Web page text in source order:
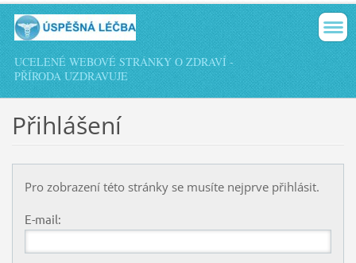
UCELENÉ WEBOVÉ STRÁNKY O ZDRAVÍ -
PŘÍRODA UZDRAVUJE
Přihlášení
Pro zobrazení této stránky se musíte nejprve přihlásit.
E-mail: